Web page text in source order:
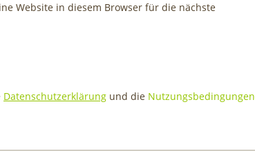
Website in diesem Browser für die nächste
Datenschutzerklärung und die Nutzungsbedingungen